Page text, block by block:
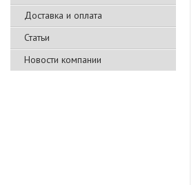
Доставка и оплата
Статьи
Новости компании